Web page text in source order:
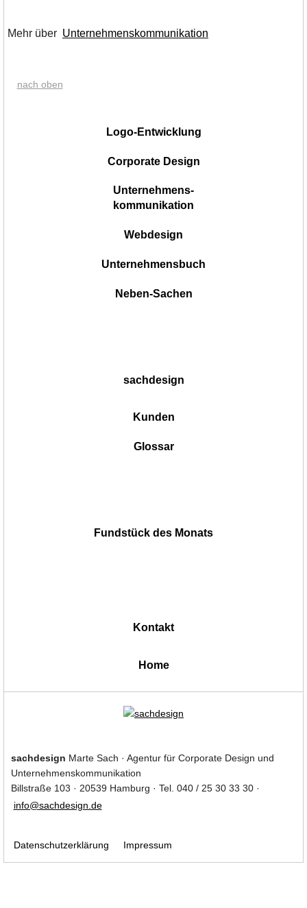
Mehr über Unternehmenskommunikation
nach oben
Logo-Entwicklung
Corporate Design
Unternehmens-
kommunikation
Webdesign
Unternehmensbuch
Neben-Sachen
sachdesign
Kunden
Glossar
Fundstück des Monats
Kontakt
Home
sachdesign Marte Sach · Agentur für Corporate Design und
Unternehmenskommunikation
Billstraße 103 · 20539 Hamburg · Tel. 040 / 25 30 33 30 ·
info@sachdesign.de
Datenschutzerklärung Impressum